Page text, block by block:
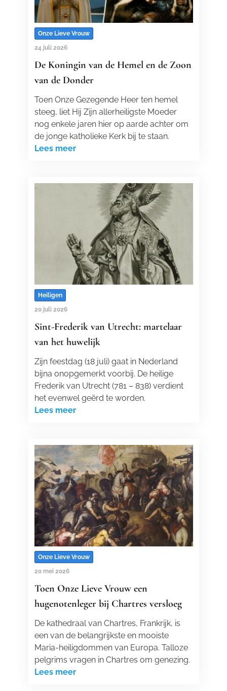
Onze Lieve Vrouw
24 juli 2026
De Koningin van de Hemel en de Zoon
van de Donder
Toen Onze Gezegende Heer ten hemel
steeg, liet Hij Zijn allerheiligste Moeder
nog enkele jaren hier op aarde achter om
de jonge katholieke Kerk bij te staan.
Lees meer
Heiligen
20 juli 2026
Sint-Frederik van Utrecht: martelaar
van het huwelijk
Zijn feestdag (18 juli) gaat in Nederland
bijna onopgemerkt voorbij. De heilige
Frederik van Utrecht (781 – 838) verdient
het evenwel geërd te worden.
Lees meer
Onze Lieve Vrouw
20 mei 2026
Toen Onze Lieve Vrouw een
hugenotenleger bij Chartres versloeg
De kathedraal van Chartres, Frankrijk, is
een van de belangrijkste en mooiste
Maria-heiligdommen van Europa. Talloze
pelgrims vragen in Chartres om genezing.
Lees meer